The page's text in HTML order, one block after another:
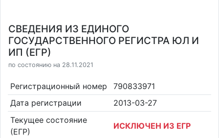
СВЕДЕНИЯ ИЗ ЕДИНОГО
ГОСУДАРСТВЕННОГО РЕГИСТРА ЮЛ И
ИП (ЕГР)
по состоянию на 28.11.2021
Регистрационный номер
790833971
Дата регистрации
2013-03-27
Текущее состояние
(ЕГР)
ИСКЛЮЧЕН ИЗ ЕГР